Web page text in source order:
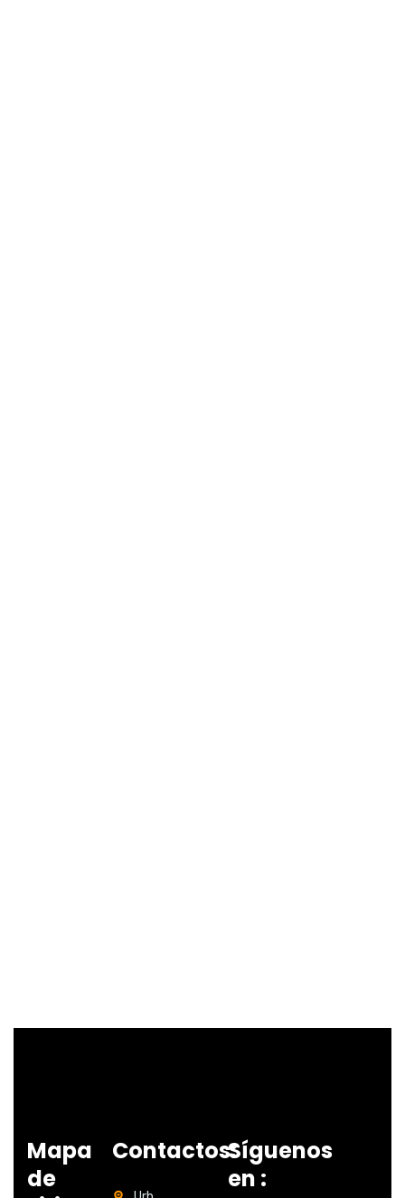
Mapa
de
Contactos:Síguenos
en :